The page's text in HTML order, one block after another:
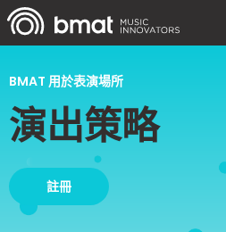
BMAT 用於表演場所
演出策略
註冊